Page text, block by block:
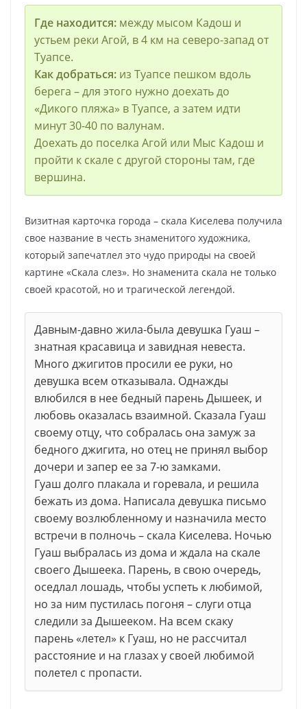
Где находится:между мысом Кадош и
устьем реки Агой, в 4 км на северо-запад от
Туапсе.
Как добраться:из Туапсе пешком вдоль
берега – для этого нужно доехать до
«Дикого пляжа» в Туапсе, а затем идти
минут 30-40 по валунам.
Доехать до поселка Агой или Мыс Кадош и
пройти к скале с другой стороны там, где
вершина.
Визитная карточка города – скала Киселева получила
свое название в честь знаменитого художника,
который запечатлел это чудо природы на своей
картине «Скала слез». Но знаменита скала не только
своей красотой, но и трагической легендой.
Давным-давно жила-была девушка Гуаш –
знатная красавица и завидная невеста.
Много джигитов просили ее руки, но
девушка всем отказывала. Однажды
влюбился в нее бедный парень Дышеек, и
любовь оказалась взаимной. Сказала Гуаш
своему отцу, что собралась она замуж за
бедного джигита, но отец не принял выбор
дочери и запер ее за 7-ю замками.
Гуаш долго плакала и горевала, и решила
бежать из дома. Написала девушка письмо
своему возлюбленному и назначила место
встречи в полночь – скала Киселева. Ночью
Гуаш выбралась из дома и ждала на скале
своего Дышеека. Парень, в свою очередь,
оседлал лошадь, чтобы успеть к любимой,
но за ним пустилась погоня – слуги отца
следили за Дышееком. На всем скаку
парень «летел» к Гуаш, но не рассчитал
расстояние и на глазах у своей любимой
полетел с пропасти.